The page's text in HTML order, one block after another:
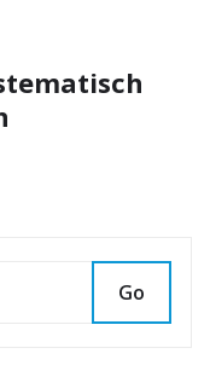
Go